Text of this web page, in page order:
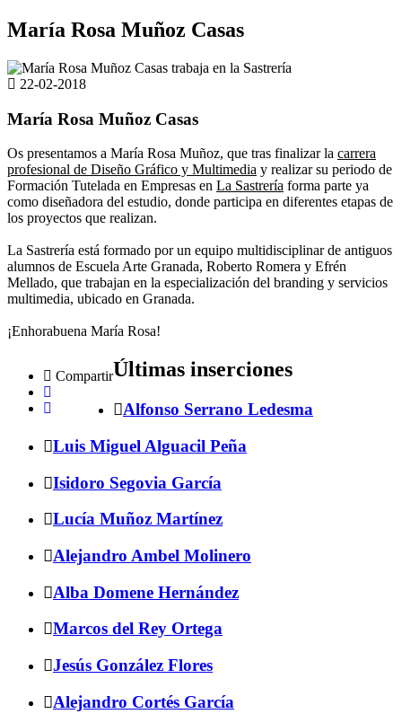
María Rosa Muñoz Casas
22-02-2018
María Rosa Muñoz Casas
Os presentamos a María Rosa Muñoz, que tras finalizar la carrera
profesional de Diseño Gráfico y Multimedia y realizar su periodo de
Formación Tutelada en Empresas en La Sastrería forma parte ya
como diseñadora del estudio, donde participa en diferentes etapas de
los proyectos que realizan.
La Sastrería está formado por un equipo multidisciplinar de antiguos
alumnos de Escuela Arte Granada, Roberto Romera y Efrén
Mellado, que trabajan en la especialización del branding y servicios
multimedia, ubicado en Granada.
¡Enhorabuena María Rosa!
CompartirÚltimas inserciones
Alfonso Serrano Ledesma
Luis Miguel Alguacil Peña
Isidoro Segovia García
Lucía Muñoz Martínez
Alejandro Ambel Molinero
Alba Domene Hernández
Marcos del Rey Ortega
Jesús González Flores
Alejandro Cortés García